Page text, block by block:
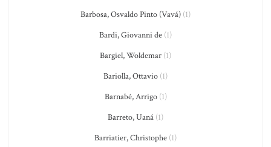
Barbosa, Osvaldo Pinto (Vavá) (1)
Bardi, Giovanni de (1)
Bargiel, Woldemar (1)
Bariolla, Ottavio (1)
Barnabé, Arrigo(1)
Barreto, Uaná (1)
Barriatier, Christophe (1)